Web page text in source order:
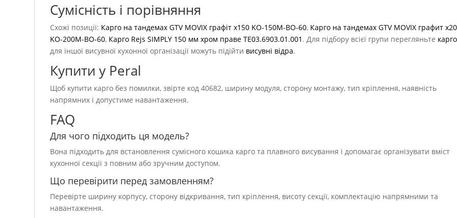
Сумісність і порівняння
Схожі позиції: Карго на тандемах GTV MOVIX графіт х150 KO-150M-BO-60, Карго на тандемах GTV MOVIX графит
KO-200M-BO-60, Карго Rejs SIMPLY 150 мм хром праве TE03.6903.01.001 . Для підбору всієї групи перегляньте карго
для іншої висувної кухонної організації можуть підійти висувні відра.
Купити у Peral
Щоб купити карго без помилки, звірте код 40682, ширину модуля, сторону монтажу, тип кріплення, наявність
напрямних і допустиме навантаження.
FAQ
Для чого підходить ця модель?
Вона підходить для встановлення сумісного кошика карго та плавного висування і допомагає організувати вміст
кухонної секції з повним або зручним доступом.
Що перевірити перед замовленням?
Перевірте ширину корпусу, сторону відкривання, тип кріплення, висоту секції, комплектацію напрямними та
навантаження.